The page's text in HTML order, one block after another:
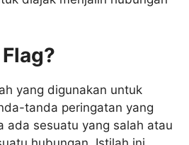
yang digunakan untuk
tanda peringatan yang
ada sesuatu yang salah atau